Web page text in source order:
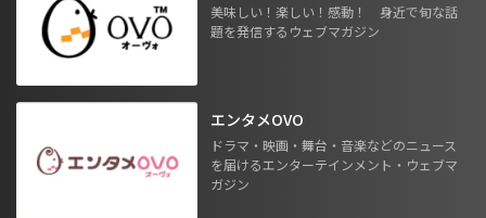
美味しい！楽しい！感動！ 身近で旬な話
題を発信するウェブマガジン
エンタメOVO
ドラマ・映画・舞台・音楽などのニュース
を届けるエンターテインメント・ウェブマ
ガジン